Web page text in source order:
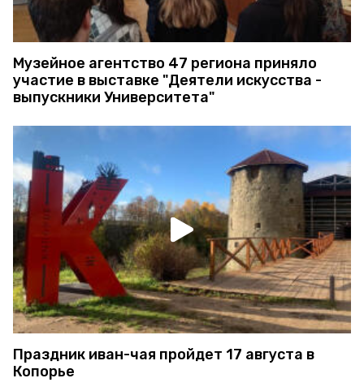
Музейное агентство 47 региона приняло
участие в выставке "Деятели искусства -
выпускники Университета"
Праздник иван-чая пройдет 17 августа в
Копорье